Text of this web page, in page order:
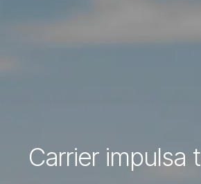
Carrier impulsa